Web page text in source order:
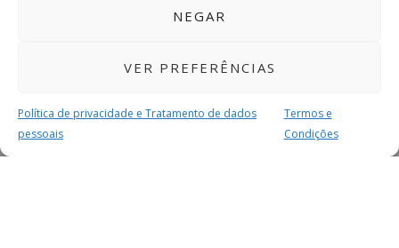
NEGAR
VER PREFERÊNCIAS
Política de privacidade e Tratamento de dados
pessoais
Termos e
Condições